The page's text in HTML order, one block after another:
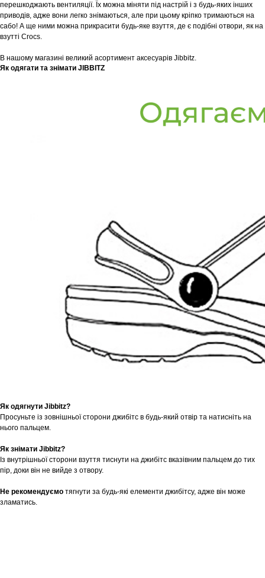
перешкоджають вентиляції. Їх можна міняти під настрій і з будь-яких інших
приводів, адже вони легко знімаються, але при цьому кріпко тримаються на
сабо! А ще ними можна прикрасити будь-яке взуття, де є подібні отвори, як на
взутті Crocs.
В нашому магазині великий асортимент аксесуарів Jibbitz.
Як одягати та знімати JIBBITZ
Як одягнути Jibbitz?
Просуньте із зовнішньої сторони джибітс в будь-який отвір та натисніть на
нього пальцем.
Як знімати Jibbitz?
Із внутрішньої сторони взуття тиснути на джибітс вказівним пальцем до тих
пір, доки він не вийде з отвору.
Не рекомендуємо тягнути за будь-які елементи джибітсу, адже він може
зламатись.